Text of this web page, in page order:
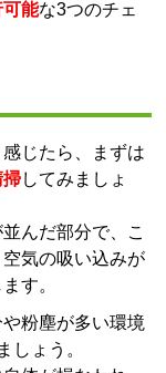
可能な3つのチェ
じたら、まずは
掃してみましょ
んだ部分で、こ
気の吸い込みが
す。
粉塵が多い環境
しょう。